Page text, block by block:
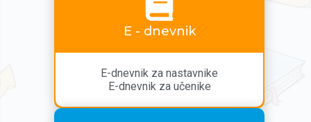
E - dnevnik
E-dnevnik za nastavnike
E-dnevnik za učenike